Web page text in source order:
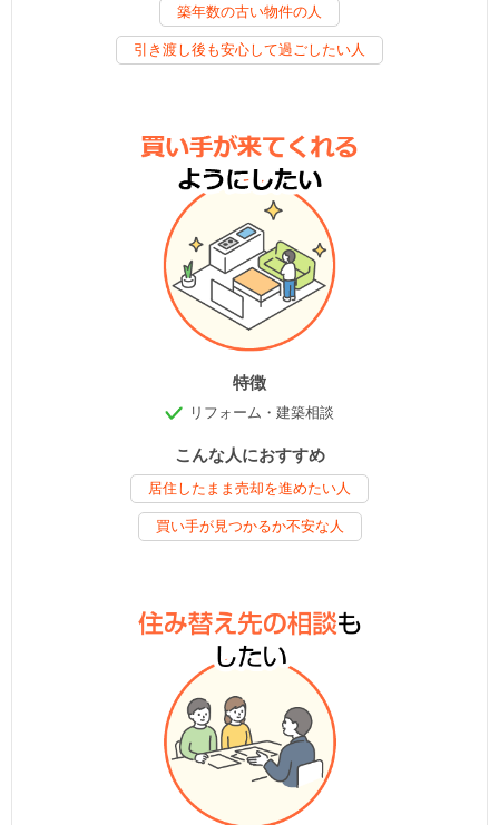
築年数の古い物件の人
引き渡し後も安心して過ごしたい人
特徴
リフォーム・建築相談
こんな人におすすめ
居住したまま売却を進めたい人
買い手が見つかるか不安な人